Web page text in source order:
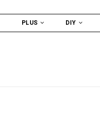
PLUS DIY